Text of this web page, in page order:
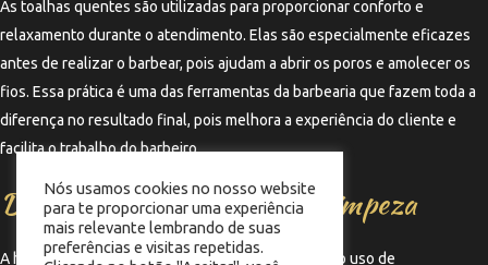
As toalhas quentes são utilizadas para proporcionar conforto e
relaxamento durante o atendimento. Elas são especialmente eficazes
antes de realizar o barbear, pois ajudam a abrir os poros e amolecer os
fios. Essa prática é uma das ferramentas da barbearia que fazem toda a
diferença no resultado final, pois melhora a experiência do cliente e
facilita o trabalho do barbeiro.
Desinfetantes e Produtos de Limpeza
A higiene é fundamental em qualquer barbearia, e o uso de
Nós usamos cookies no nosso website
para te proporcionar uma experiência
mais relevante lembrando de suas
preferências e visitas repetidas.